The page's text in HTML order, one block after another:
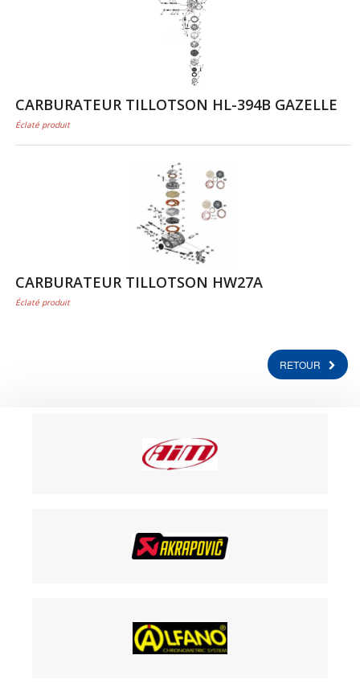
CARBURATEUR TILLOTSON HL-394B GAZELLE
Éclaté produit
CARBURATEUR TILLOTSON HW27A
Éclaté produit
RETOUR